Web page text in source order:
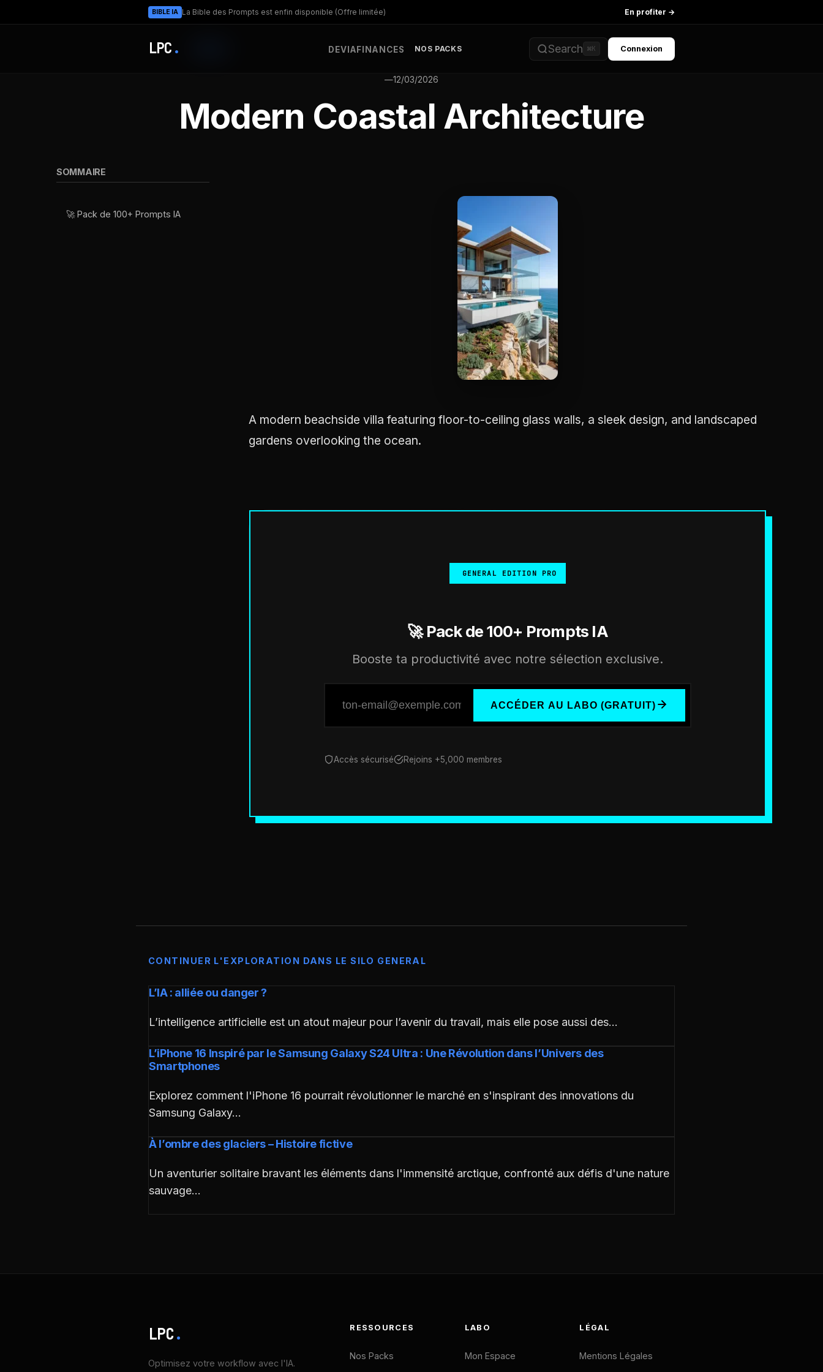
BIBLE IA La Bible des Prompts est enfin disponible (Offre limitée) En profiter →
LPC . DEVIAFINANCES NOS PACKS Search ⌘K Connexion
—12/03/2026
Modern Coastal Architecture
SOMMAIRE
🚀 Pack de 100+ Prompts IA
A modern beachside villa featuring floor-to-ceiling glass walls, a sleek design, and landscaped
gardens overlooking the ocean.
GENERAL EDITION PRO
🚀 Pack de 100+ Prompts IA
Booste ta productivité avec notre sélection exclusive.
ACCÉDER AU LABO (GRATUIT)
Accès sécurisé Rejoins +5,000 membres
CONTINUER L'EXPLORATION DANS LE SILO GENERAL
L’IA : alliée ou danger ?
L’intelligence artificielle est un atout majeur pour l’avenir du travail, mais elle pose aussi des…
L’iPhone 16 Inspiré par le Samsung Galaxy S24 Ultra : Une Révolution dans l’Univers des
Smartphones
Explorez comment l'iPhone 16 pourrait révolutionner le marché en s'inspirant des innovations du
Samsung Galaxy…
À l’ombre des glaciers – Histoire fictive
Un aventurier solitaire bravant les éléments dans l'immensité arctique, confronté aux défis d'une nature
sauvage…
LPC.
Optimisez votre workflow avec l'IA.
RESSOURCES
Nos Packs
LABO
Mon Espace
LÉGAL
Mentions Légales